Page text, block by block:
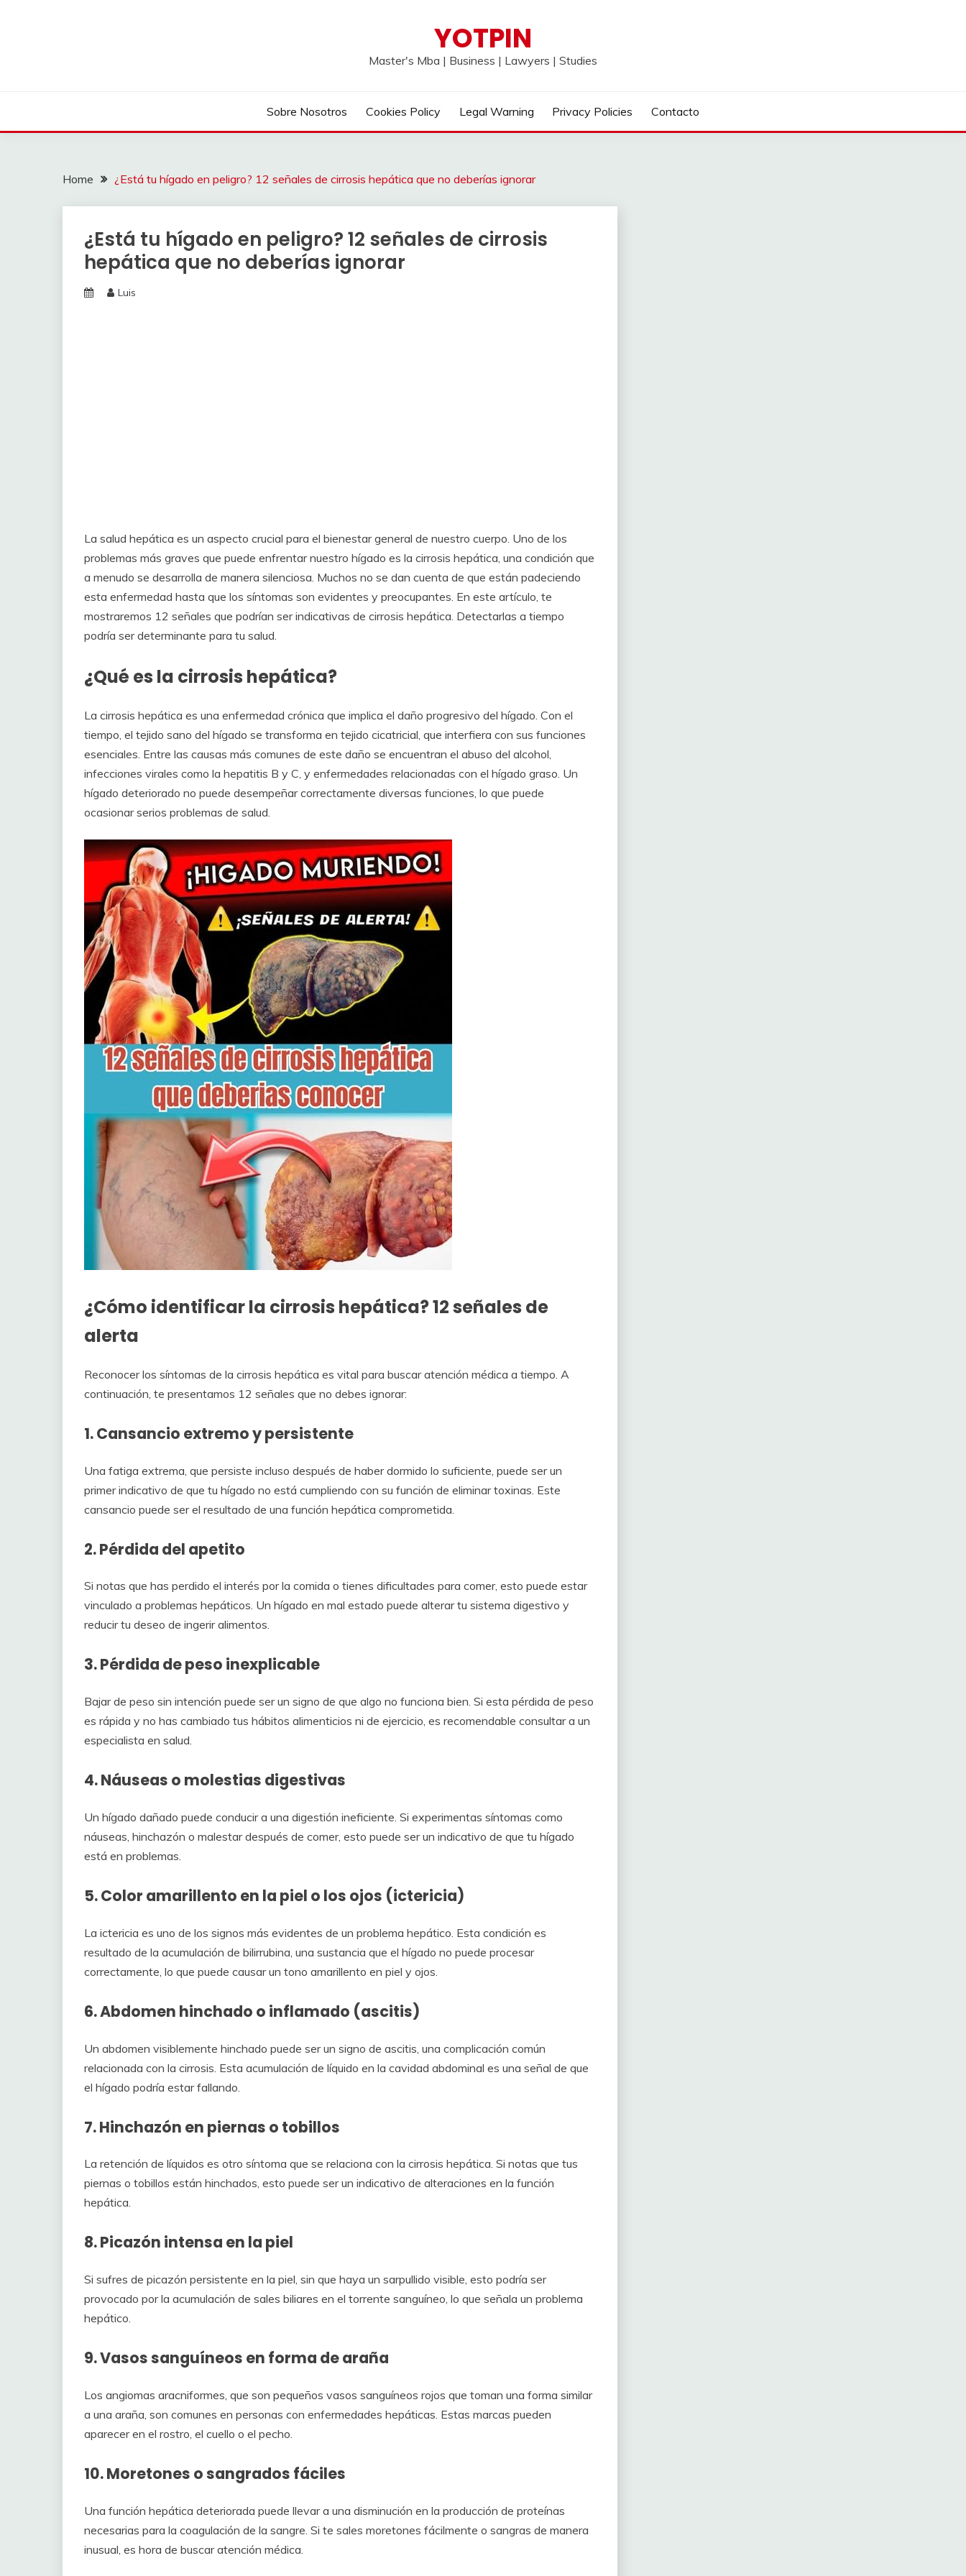
YOTPIN
Master's Mba | Business | Lawyers | Studies
Sobre Nosotros Cookies Policy Legal Warning Privacy Policies Contacto
Home ¿Está tu hígado en peligro? 12 señales de cirrosis hepática que no deberías ignorar
¿Está tu hígado en peligro? 12 señales de cirrosis
hepática que no deberías ignorar
Luis
La salud hepática es un aspecto crucial para el bienestar general de nuestro cuerpo. Uno de los
problemas más graves que puede enfrentar nuestro hígado es la cirrosis hepática, una condición que
a menudo se desarrolla de manera silenciosa. Muchos no se dan cuenta de que están padeciendo
esta enfermedad hasta que los síntomas son evidentes y preocupantes. En este artículo, te
mostraremos 12 señales que podrían ser indicativas de cirrosis hepática. Detectarlas a tiempo
podría ser determinante para tu salud.
¿Qué es la cirrosis hepática?
La cirrosis hepática es una enfermedad crónica que implica el daño progresivo del hígado. Con el
tiempo, el tejido sano del hígado se transforma en tejido cicatricial, que interfiera con sus funciones
esenciales. Entre las causas más comunes de este daño se encuentran el abuso del alcohol,
infecciones virales como la hepatitis B y C, y enfermedades relacionadas con el hígado graso. Un
hígado deteriorado no puede desempeñar correctamente diversas funciones, lo que puede
ocasionar serios problemas de salud.
¿Cómo identificar la cirrosis hepática? 12 señales de
alerta
Reconocer los síntomas de la cirrosis hepática es vital para buscar atención médica a tiempo. A
continuación, te presentamos 12 señales que no debes ignorar:
1. Cansancio extremo y persistente
Una fatiga extrema, que persiste incluso después de haber dormido lo suficiente, puede ser un
primer indicativo de que tu hígado no está cumpliendo con su función de eliminar toxinas. Este
cansancio puede ser el resultado de una función hepática comprometida.
2. Pérdida del apetito
Si notas que has perdido el interés por la comida o tienes dificultades para comer, esto puede estar
vinculado a problemas hepáticos. Un hígado en mal estado puede alterar tu sistema digestivo y
reducir tu deseo de ingerir alimentos.
3. Pérdida de peso inexplicable
Bajar de peso sin intención puede ser un signo de que algo no funciona bien. Si esta pérdida de peso
es rápida y no has cambiado tus hábitos alimenticios ni de ejercicio, es recomendable consultar a un
especialista en salud.
4. Náuseas o molestias digestivas
Un hígado dañado puede conducir a una digestión ineficiente. Si experimentas síntomas como
náuseas, hinchazón o malestar después de comer, esto puede ser un indicativo de que tu hígado
está en problemas.
5. Color amarillento en la piel o los ojos (ictericia)
La ictericia es uno de los signos más evidentes de un problema hepático. Esta condición es
resultado de la acumulación de bilirrubina, una sustancia que el hígado no puede procesar
correctamente, lo que puede causar un tono amarillento en piel y ojos.
6. Abdomen hinchado o inflamado (ascitis)
Un abdomen visiblemente hinchado puede ser un signo de ascitis, una complicación común
relacionada con la cirrosis. Esta acumulación de líquido en la cavidad abdominal es una señal de que
el hígado podría estar fallando.
7. Hinchazón en piernas o tobillos
La retención de líquidos es otro síntoma que se relaciona con la cirrosis hepática. Si notas que tus
piernas o tobillos están hinchados, esto puede ser un indicativo de alteraciones en la función
hepática.
8. Picazón intensa en la piel
Si sufres de picazón persistente en la piel, sin que haya un sarpullido visible, esto podría ser
provocado por la acumulación de sales biliares en el torrente sanguíneo, lo que señala un problema
hepático.
9. Vasos sanguíneos en forma de araña
Los angiomas aracniformes, que son pequeños vasos sanguíneos rojos que toman una forma similar
a una araña, son comunes en personas con enfermedades hepáticas. Estas marcas pueden
aparecer en el rostro, el cuello o el pecho.
10. Moretones o sangrados fáciles
Una función hepática deteriorada puede llevar a una disminución en la producción de proteínas
necesarias para la coagulación de la sangre. Si te sales moretones fácilmente o sangras de manera
inusual, es hora de buscar atención médica.